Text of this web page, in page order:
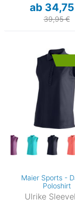
ab
39,95 €
Maier Sports -
Poloshirt
Ulrike